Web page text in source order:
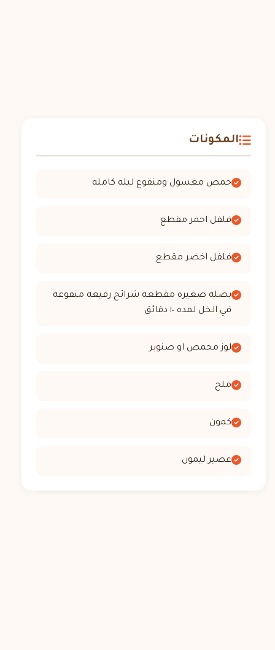
المكونات
حمص مغسول ومنقوع ليله كامله
فلفل احمر مقطع
فلفل اخضر مقطع
بصله صغيره مقطعه شرائح رفيعه منقوعه
في الخل لمده ١٠ دقائق
لوز محمص او صنوبر
ملح
كمون
عصير ليمون